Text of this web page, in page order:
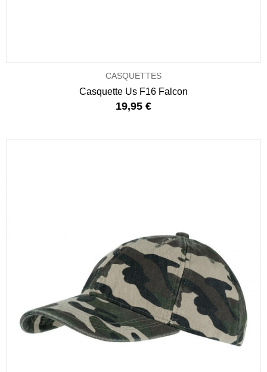
CASQUETTES
Casquette Us F16 Falcon
19,95 €